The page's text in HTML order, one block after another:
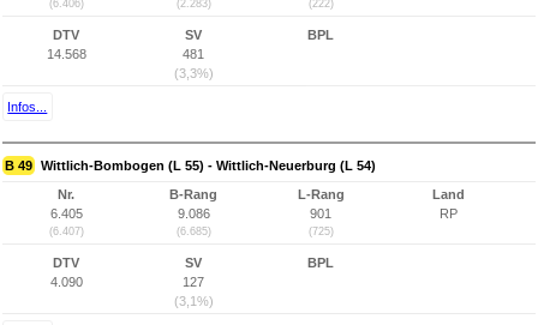
(6.406) (2.283) (222)
DTV
14.568
SV
481
(3,3%)
BPL
Infos...
B 49 Wittlich-Bombogen (L 55) - Wittlich-Neuerburg (L 54)
Nr.
6.405
(6.407)
B-Rang
9.086
(6.685)
L-Rang
901
(725)
Land
RP
DTV
4.090
SV
127
(3,1%)
BPL